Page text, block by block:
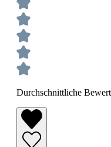
Durchschnittliche